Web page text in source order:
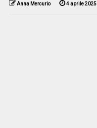
Anna Mercurio 4 aprile 2025